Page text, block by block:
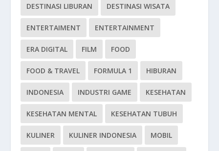
DESTINASI LIBURAN DESTINASI WISATA
ENTERTAIMENT ENTERTAINMENT
ERA DIGITAL FILM FOOD
FOOD & TRAVEL FORMULA 1 HIBURAN
INDONESIA INDUSTRI GAME KESEHATAN
KESEHATAN MENTAL KESEHATAN TUBUH
KULINER KULINER INDONESIA MOBIL